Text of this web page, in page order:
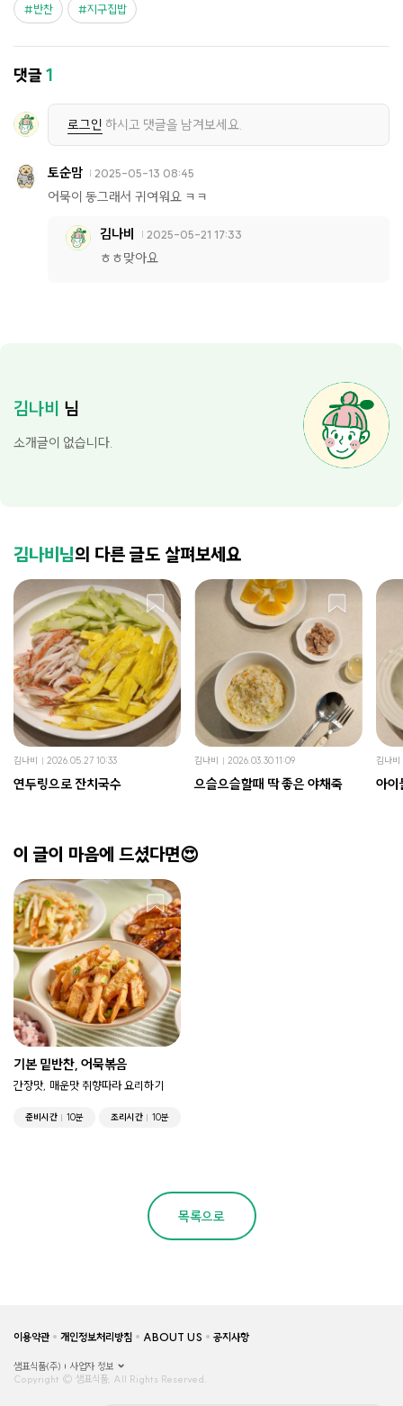
반찬 지구집밥
댓글1
로그인 하시고 댓글을 남겨보세요.
토순맘 2025-05-13 08:45
어묵이 동그래서 귀여워요 ㅋㅋ
김나비 2025-05-21 17:33
ㅎㅎ맞아요
김나비 님
소개글이 없습니다.
김나비님의 다른 글도 살펴보세요
김나비 2026.05.27 10:33
연두링으로 잔치국수
김나비 2026.03.30 11:09
으슬으슬할때 딱 좋은 야채죽
김나비
아이
이 글이 마음에 드셨다면😍
기본 밑반찬, 어묵볶음
간장맛, 매운맛 취향따라 요리하기
준비시간 10분 조리시간 10분
목록으로
이용약관 개인정보처리방침 ABOUT US 공지사항
샘표식품(주)
사업자 정보
Copyright © 샘표식품, All Rights Reserved.